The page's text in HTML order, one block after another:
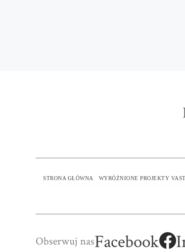
STRONA GŁÓWNA WYRÓŻNIONE PROJEKTY
Obserwuj nasFacebook